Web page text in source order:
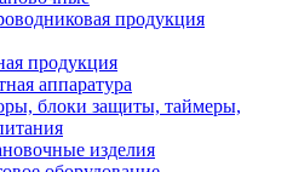
продукция
продукция
аппаратура
блоки защиты, таймеры,
изделия